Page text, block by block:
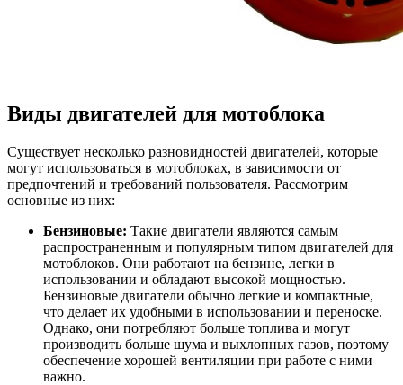
Виды двигателей для мотоблока
Существует несколько разновидностей двигателей, которые
могут использоваться в мотоблоках, в зависимости от
предпочтений и требований пользователя. Рассмотрим
основные из них:
Бензиновые: Такие двигатели являются самым
распространенным и популярным типом двигателей для
мотоблоков. Они работают на бензине, легки в
использовании и обладают высокой мощностью.
Бензиновые двигатели обычно легкие и компактные,
что делает их удобными в использовании и переноске.
Однако, они потребляют больше топлива и могут
производить больше шума и выхлопных газов, поэтому
обеспечение хорошей вентиляции при работе с ними
важно.